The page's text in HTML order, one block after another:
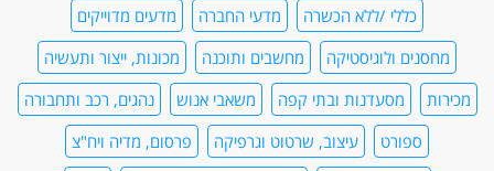
כללי /ללא הכשרה
מדעי החברה
מדעים מדוייקים
מחסנים ולוגיסטיקה
מחשבים ותוכנה
מכונות, ייצור ותעשיה
מכירות
מסעדנות ובתי קפה משאבי אנוש
נהגים, רכב ותחבורה
ספורט
עיצוב, שרטוט וגרפיקה
פרסום, מדיה ויח"צ